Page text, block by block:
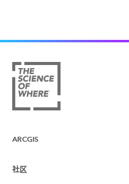
ARCGIS
ArcGIS 概览
社区